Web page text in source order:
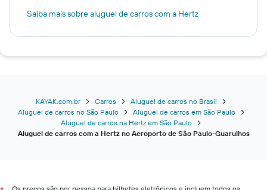
Saiba mais sobre aluguel de carros com a Hertz
KAYAK.com.br Carros
Aluguel de carros no Brasil
Aluguel de carros no São Paulo
Aluguel de carros em São Paulo
Aluguel de carros na Hertz em São Paulo
Aluguel de carros com a Hertz no Aeroporto de São Paulo-Guarulhos
Os preços são por pessoa para bilhetes eletrônicos e incluem todos os